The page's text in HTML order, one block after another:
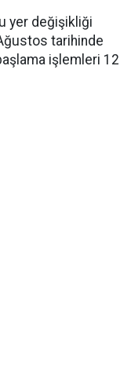
yer değişikliği
tarihinde
işlemleri 12